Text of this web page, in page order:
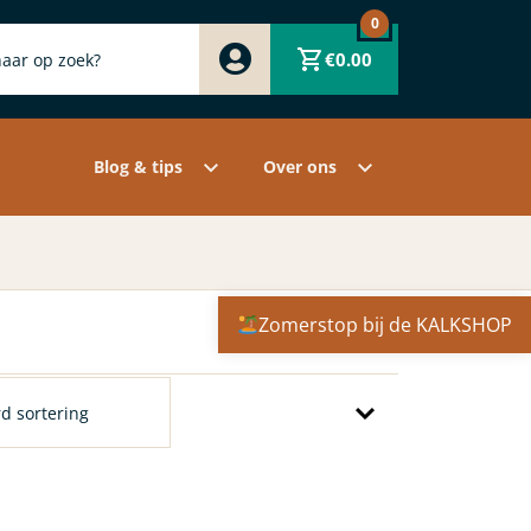
€0.00
0
Zwart
Grijs
Overige pigmenten
Blog & tips Over ons
Contact
Zomerstop bij de KALKSHOP